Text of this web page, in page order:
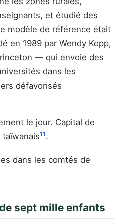
et étudié des
modèle de référence était
en 1989 par Wendy Kopp,
— qui envoie des
dans les
défavorisés
le jour. Capital de
11.
dans les comtés de
sept mille enfants